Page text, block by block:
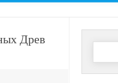
Древ
Найти: